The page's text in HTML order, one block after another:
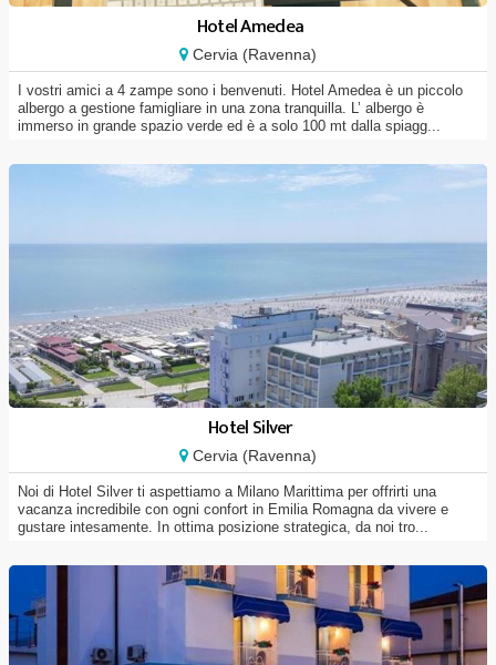
Hotel Amedea
Cervia (Ravenna)
I vostri amici a 4 zampe sono i benvenuti. Hotel Amedea è un piccolo
albergo a gestione famigliare in una zona tranquilla. L’ albergo è
immerso in grande spazio verde ed è a solo 100 mt dalla spiagg...
Hotel Silver
Cervia (Ravenna)
Noi di Hotel Silver ti aspettiamo a Milano Marittima per offrirti una
vacanza incredibile con ogni confort in Emilia Romagna da vivere e
gustare intesamente. In ottima posizione strategica, da noi tro...